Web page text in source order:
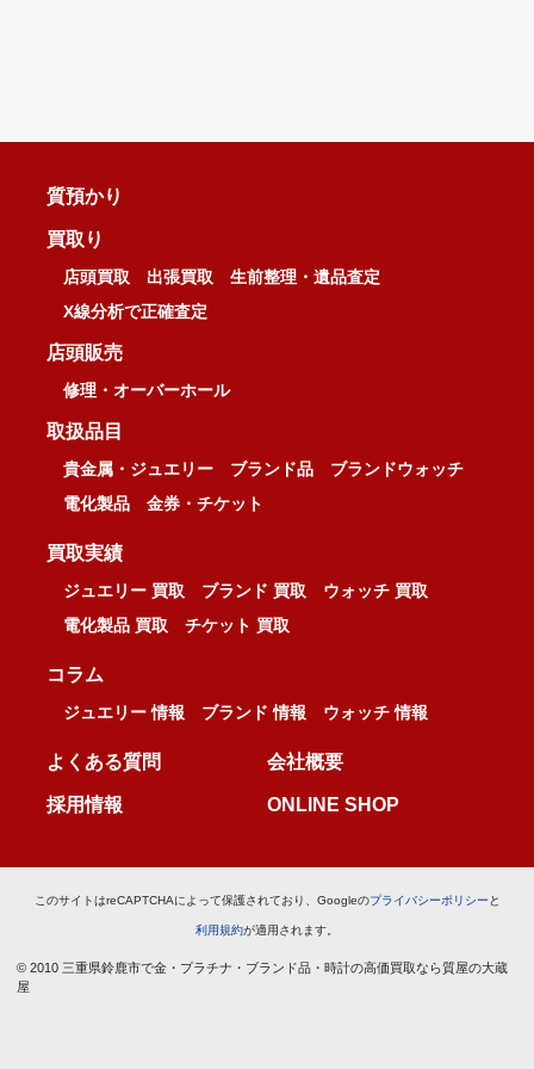
質預かり
買取り
店頭買取 出張買取
生前整理・遺品査定
X線分析で正確査定
店頭販売
修理・オーバーホール
取扱品目
貴金属・ジュエリー ブランド品
ブランドウォッチ
電化製品
金券・チケット
買取実績
ジュエリー 買取 ブランド 買取
ウォッチ 買取
電化製品 買取
チケット 買取
コラム
ジュエリー 情報 ブランド 情報 ウォッチ 情報
よくある質問 会社概要
採用情報 ONLINE SHOP
このサイトはreCAPTCHAによって保護されており、Googleのプライバシーポリシー と
利用規約が適用されます。
© 2010 三重県鈴鹿市で金・プラチナ・ブランド品・時計の高価買取なら質屋の大蔵
屋